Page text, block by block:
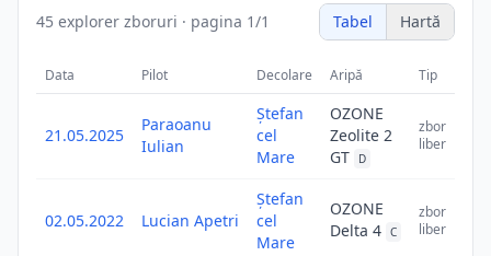
45 explorer zboruri · pagina 1/1 Tabel Hartă
Data Pilot Decolare Aripă Tip
21.05.2025
Paraoanu
Iulian
Ștefan
cel
Mare
OZONE
Zeolite 2
GT
D
zbor
liber
02.05.2022 Lucian Apetri
Ștefan
cel
Mare
OZONE
Delta 4 C
zbor
liber